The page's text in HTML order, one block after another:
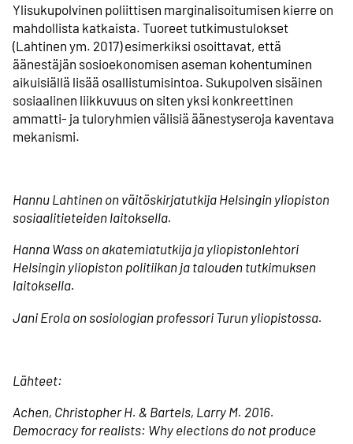
Ylisukupolvinen poliittisen marginalisoitumisen kierre on
mahdollista katkaista. Tuoreet tutkimustulokset
(Lahtinen ym. 2017) esimerkiksi osoittavat, että
äänestäjän sosioekonomisen aseman kohentuminen
aikuisiällä lisää osallistumisintoa. Sukupolven sisäinen
sosiaalinen liikkuvuus on siten yksi konkreettinen
ammatti- ja tuloryhmien välisiä äänestyseroja kaventava
mekanismi.
Hannu Lahtinen on väitöskirjatutkija Helsingin yliopiston
sosiaalitieteiden laitoksella.
Hanna Wass on akatemiatutkija ja yliopistonlehtori
Helsingin yliopiston politiikan ja talouden tutkimuksen
laitoksella.
Jani Erola on sosiologian professori Turun yliopistossa.
Lähteet:
Achen, Christopher H. & Bartels, Larry M. 2016.
Democracy for realists: Why elections do not produce